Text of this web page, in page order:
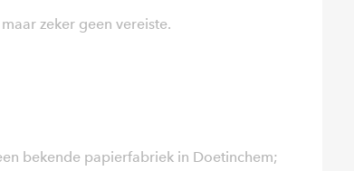
zeker geen vereiste.
bekende papierfabriek in Doetinchem;